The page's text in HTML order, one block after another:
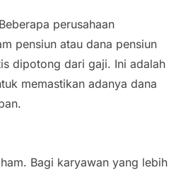
perusahaan
pensiun atau dana pensiun
dipotong dari gaji. Ini adalah
memastikan adanya dana
Bagi karyawan yang lebih